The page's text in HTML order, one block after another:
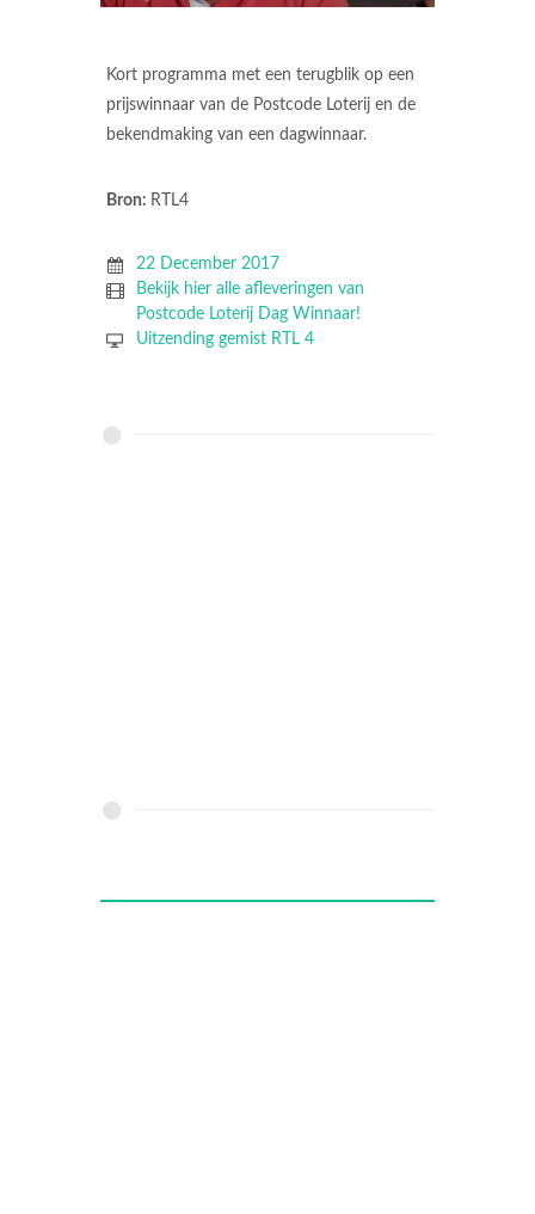
Kort programma met een terugblik op een
prijswinnaar van de Postcode Loterij en de
bekendmaking van een dagwinnaar.
Bron: RTL4
22 December 2017
Bekijk hier alle afleveringen van
Postcode Loterij Dag Winnaar!
Uitzending gemist RTL 4